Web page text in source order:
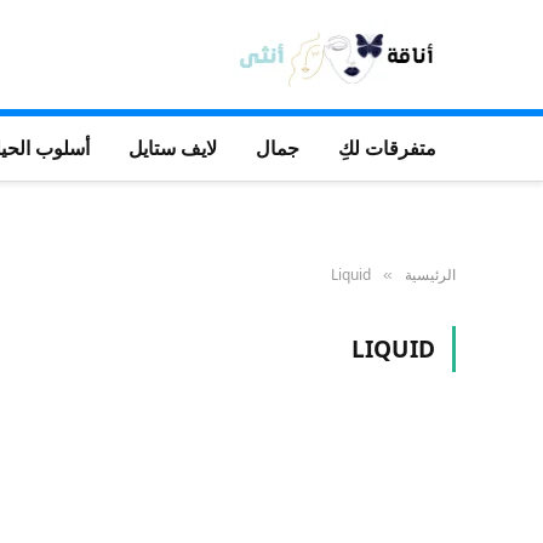
متفرقات لكِ جمال لايف ستايل أسلوب
الرئيسية »
Liquid
LIQUID